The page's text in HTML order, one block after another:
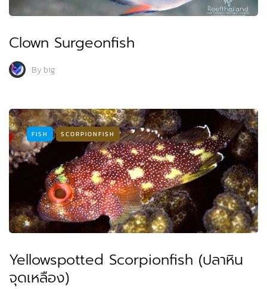
Clown Surgeonfish
Bybig
FISH SCORPIONFISH
Yellowspotted Scorpionfish (ปลาหิน
จุดเหลือง)